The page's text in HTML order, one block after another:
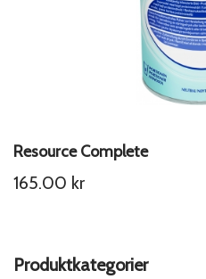
Resource Complete
165.00 kr
Produktkategorier